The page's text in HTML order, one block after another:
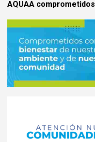
AQUAA comprometidos